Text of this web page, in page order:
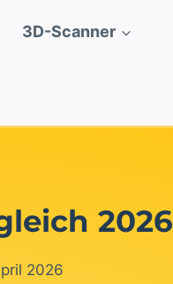
3D-Scanner
2026
2026